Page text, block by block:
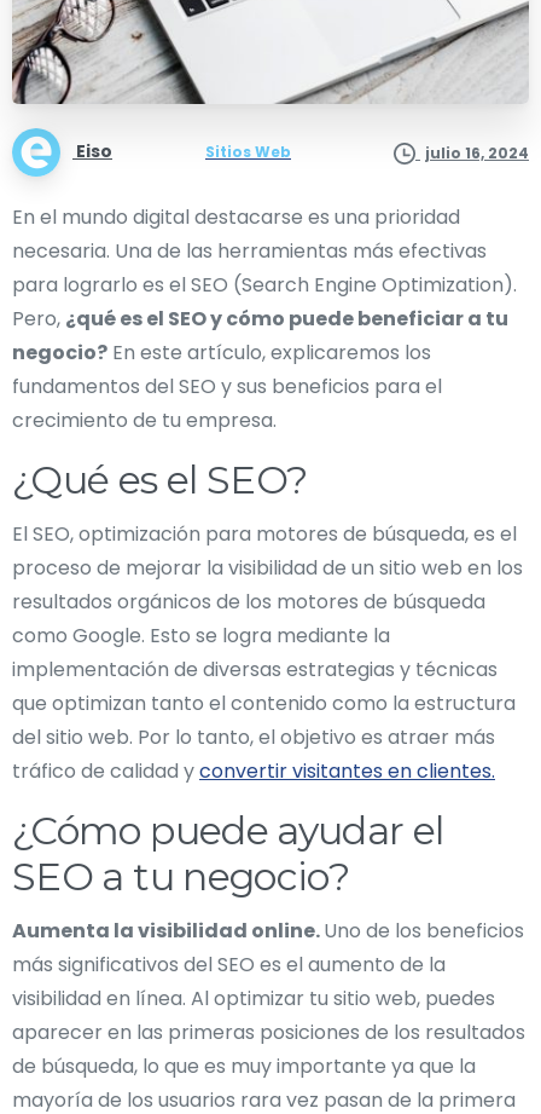
Eiso Sitios Web julio 16, 2024
En el mundo digital destacarse es una prioridad
necesaria. Una de las herramientas más efectivas
para lograrlo es el SEO (Search Engine Optimization).
Pero, ¿qué es el SEO y cómo puede beneficiar a tu
negocio? En este artículo, explicaremos los
fundamentos del SEO y sus beneficios para el
crecimiento de tu empresa.
¿Qué es el SEO?
El SEO, optimización para motores de búsqueda, es el
proceso de mejorar la visibilidad de un sitio web en los
resultados orgánicos de los motores de búsqueda
como Google. Esto se logra mediante la
implementación de diversas estrategias y técnicas
que optimizan tanto el contenido como la estructura
del sitio web. Por lo tanto, el objetivo es atraer más
tráfico de calidad yconvertir visitantes en clientes.
¿Cómo puede ayudar el
SEO a tu negocio?
Aumenta la visibilidad online.Uno de los beneficios
más significativos del SEO es el aumento de la
visibilidad en línea. Al optimizar tu sitio web, puedes
aparecer en las primeras posiciones de los resultados
de búsqueda, lo que es muy importante ya que la
mayoría de los usuarios rara vez pasan de la primera